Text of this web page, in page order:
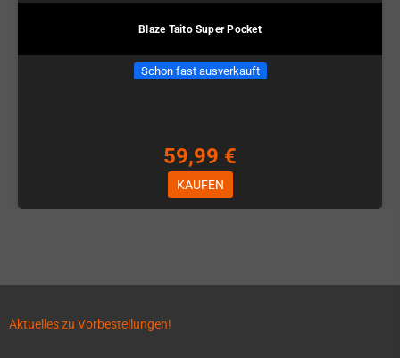
Blaze Taito Super Pocket
Schon fast ausverkauft
59,99 €
KAUFEN
Aktuelles zu Vorbestellungen!